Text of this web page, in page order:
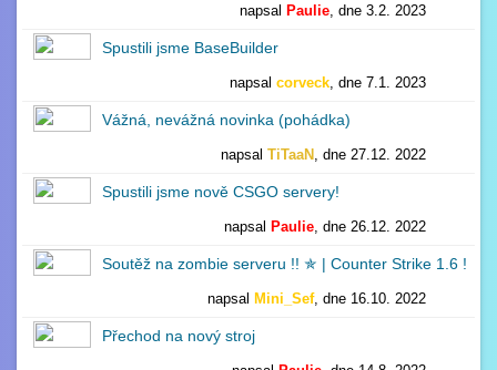
napsal Paulie, dne 3.2. 2023
Spustili jsme BaseBuilder
napsal corveck, dne 7.1. 2023
Vážná, nevážná novinka (pohádka)
napsal TiTaaN , dne 27.12. 2022
Spustili jsme nově CSGO servery!
napsal Paulie, dne 26.12. 2022
Soutěž na zombie serveru !! ✯ | Counter Strike 1.6 !
napsal Mini_Sef, dne 16.10. 2022
Přechod na nový stroj